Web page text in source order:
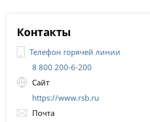
Контакты
Телефон горячей линии
8 800 200-6-200
Сайт
https://www.rsb.ru
Почта